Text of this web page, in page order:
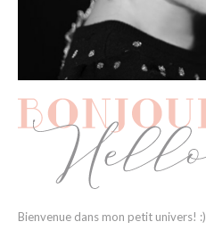
Bienvenue dans mon petit univers! :)